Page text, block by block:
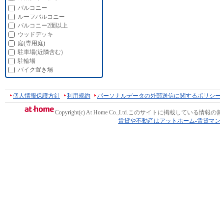
バルコニー
ルーフバルコニー
バルコニー2面以上
ウッドデッキ
庭(専用庭)
駐車場(近隣含む)
駐輪場
バイク置き場
個人情報保護方針 利用規約 パーソナルデータの外部送信に関するポリシ
Copyright(c) At Home Co.,Ltd.このサイトに掲載している情報の
賃貸や不動産はアットホーム-賃貸マ